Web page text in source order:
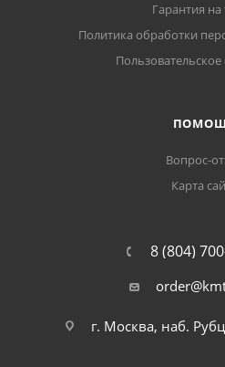
Гарантия на
Политика обработки
Вопрос-
Карта
8 (804)
г. Москва, наб.